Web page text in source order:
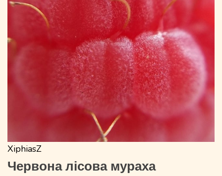
XiphiasZ
Червона лісова мураха